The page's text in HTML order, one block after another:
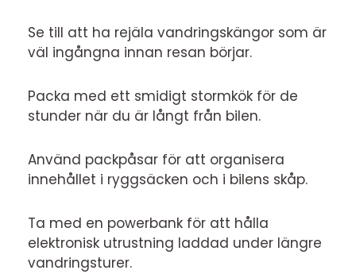
Se till att ha rejäla vandringskängor som är
väl ingångna innan resan börjar.
Packa med ett smidigt stormkök för de
stunder när du är långt från bilen.
Använd packpåsar för att organisera
innehållet i ryggsäcken och i bilens skåp.
Ta med en powerbank för att hålla
elektronisk utrustning laddad under längre
vandringsturer.